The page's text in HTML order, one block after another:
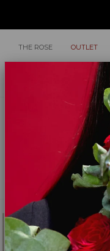
THE ROSE OUTLET
Renk
106 Ürün